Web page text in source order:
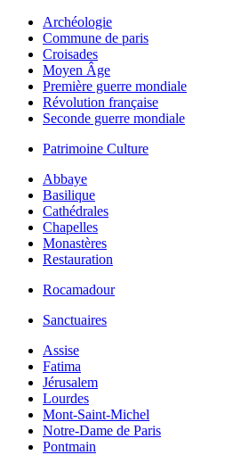
Archéologie
Commune de paris
Croisades
Moyen Âge
Première guerre mondiale
Révolution française
Seconde guerre mondiale
Patrimoine Culture
Abbaye
Basilique
Cathédrales
Chapelles
Monastères
Restauration
Rocamadour
Sanctuaires
Assise
Fatima
Jérusalem
Lourdes
Mont-Saint-Michel
Notre-Dame de Paris
Pontmain